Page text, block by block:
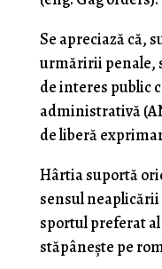
Se apreciază că,
urmăririi penale,
de interes public
administrativă
de liberă
Hârtia suportă
sensul
sportul preferat
stăpânește pe